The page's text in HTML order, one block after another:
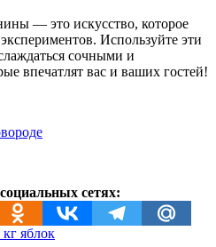
— это искусство, которое
Используйте эти
сочными и
впечатлят вас и ваших гостей!
сетях:
яблок